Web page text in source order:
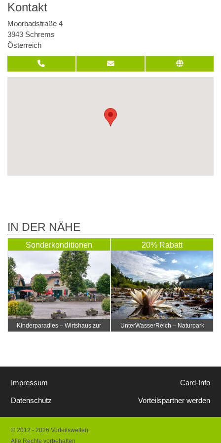
Kontakt
Moorbadstraße 4
3943 Schrems
Österreich
IN DER NÄHE
Sonderkonditionen
Kinderparadies – Wirtshaus zur
20% Rabatt
UnterWasserReich – Naturpark
Impressum
Datenschutz
Card-Info
Vorteilspartner werden
© 2012 - 2026 Vorteilswelten
Alle Rechte vorbehalten